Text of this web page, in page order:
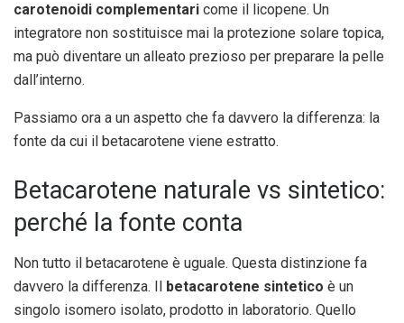
carotenoidi complementari come il licopene. Un
integratore non sostituisce mai la protezione solare topica,
ma può diventare un alleato prezioso per preparare la pelle
dall’interno.
Passiamo ora a un aspetto che fa davvero la differenza: la
fonte da cui il betacarotene viene estratto.
Betacarotene naturale vs sintetico:
perché la fonte conta
Non tutto il betacarotene è uguale. Questa distinzione fa
davvero la differenza. Il betacarotene sintetico è un
singolo isomero isolato, prodotto in laboratorio. Quello